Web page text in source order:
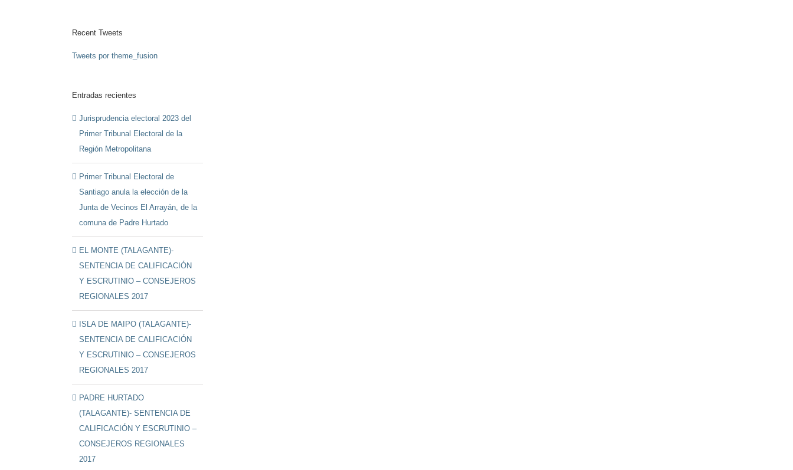
Recent Tweets
Tweets por theme_fusion
Entradas recientes
Jurisprudencia electoral 2023 del
Primer Tribunal Electoral de la
Región Metropolitana
Primer Tribunal Electoral de
Santiago anula la elección de la
Junta de Vecinos El Arrayán, de la
comuna de Padre Hurtado
EL MONTE (TALAGANTE)-
SENTENCIA DE CALIFICACIÓN
Y ESCRUTINIO – CONSEJEROS
REGIONALES 2017
ISLA DE MAIPO (TALAGANTE)-
SENTENCIA DE CALIFICACIÓN
Y ESCRUTINIO – CONSEJEROS
REGIONALES 2017
PADRE HURTADO
(TALAGANTE)- SENTENCIA DE
CALIFICACIÓN Y ESCRUTINIO –
CONSEJEROS REGIONALES
2017